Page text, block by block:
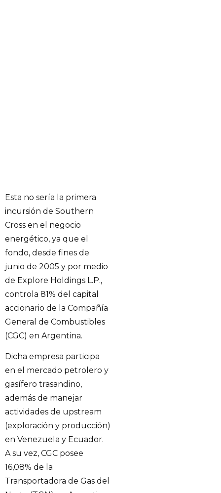
Esta no sería la primera
incursión de Southern
Cross en el negocio
energético, ya que el
fondo, desde fines de
junio de 2005 y por medio
de Explore Holdings L.P.,
controla 81% del capital
accionario de la Compañía
General de Combustibles
(CGC) en Argentina.
Dicha empresa participa
en el mercado petrolero y
gasífero trasandino,
además de manejar
actividades de upstream
(exploración y producción)
en Venezuela y Ecuador.
A su vez, CGC posee
16,08% de la
Transportadora de Gas del